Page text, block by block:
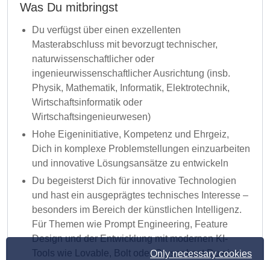
Only necessary cookies
Was Du mitbringst
Du verfügst über einen exzellenten
Masterabschluss mit bevorzugt technischer,
naturwissenschaftlicher oder
ingenieurwissenschaftlicher Ausrichtung (insb.
Physik, Mathematik, Informatik, Elektrotechnik,
Wirtschaftsinformatik oder
Wirtschaftsingenieurwesen)
Hohe Eigeninitiative, Kompetenz und Ehrgeiz,
Dich in komplexe Problemstellungen einzuarbeiten
und innovative Lösungsansätze zu entwickeln
Du begeisterst Dich für innovative Technologien
und hast ein ausgeprägtes technisches Interesse –
besonders im Bereich der künstlichen Intelligenz.
Für Themen wie Prompt Engineering, Feature
Design und der Entwicklung mit modernen KI-
Tools wie Lovable, Bolt oder Cursor hast Du eine